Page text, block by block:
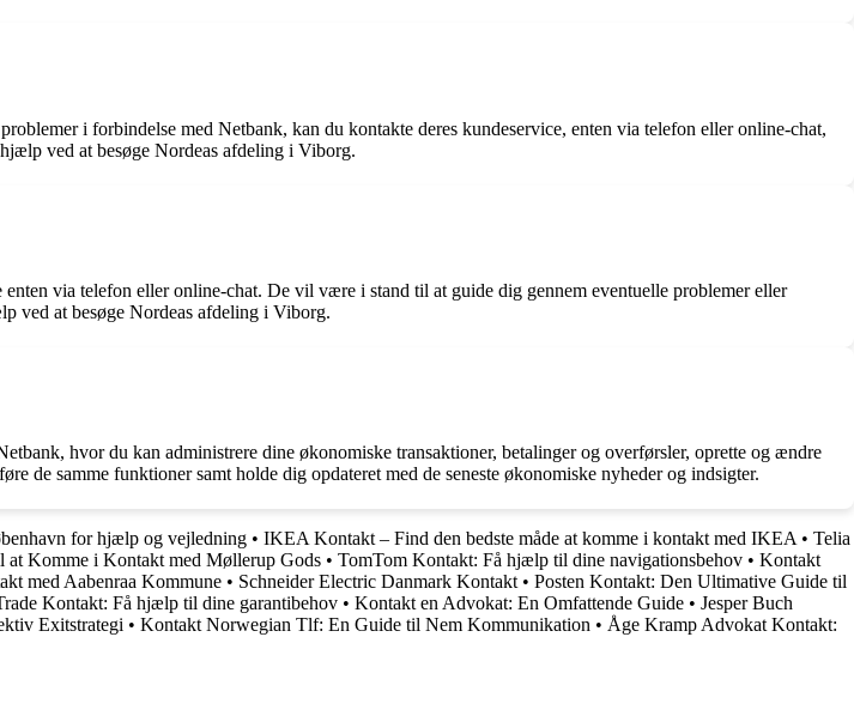
i forbindelse med Netbank, kan du kontakte deres kundeservice, enten via telefon eller online-chat,
ved at besøge Nordeas afdeling i Viborg.
via telefon eller online-chat. De vil være i stand til at guide dig gennem eventuelle problemer eller
ved at besøge Nordeas afdeling i Viborg.
hvor du kan administrere dine økonomiske transaktioner, betalinger og overførsler, oprette og ændre
de samme funktioner samt holde dig opdateret med de seneste økonomiske nyheder og indsigter.
for hjælp og vejledning • IKEA Kontakt – Find den bedste måde at komme i kontakt med IKEA• Telia
Komme i Kontakt med Møllerup Gods • TomTom Kontakt: Få hjælp til dine navigationsbehov • Kontakt
med Aabenraa Kommune • Schneider Electric Danmark Kontakt• Posten Kontakt: Den Ultimative Guide til
Kontakt: Få hjælp til dine garantibehov • Kontakt en Advokat: En Omfattende Guide • Jesper Buch
Exitstrategi • Kontakt Norwegian Tlf: En Guide til Nem Kommunikation • Åge Kramp Advokat Kontakt: